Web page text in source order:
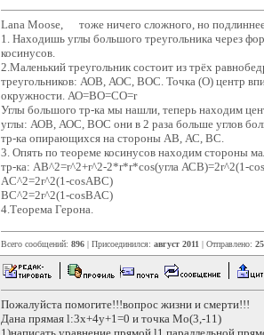
Lana Moose, тоже ничего сложного, но
1. Находишь углы большого треугольника через
косинусов.
2.Маленький треугольник состоит из трёх
треугольников: АОВ, АОС, ВОС. Точка (О) центр
окружности. АО=ВО=СО=r
Углы большого тр-ка мы нашли, теперь находим
углы: АОВ, АОС, ВОС они в 2 раза больше углов
тр-ка опирающихся на стороны АВ, АС, ВС.
3. Опять по теореме косинусов находим стороны
тр-ка: АВ^2=r^2+r^2-2*r*r*cos(угла АСВ)=2r^2(1-
AC^2=2r^2(1-cosABC)
BC^2=2r^2(1-cosBAC)
4.Теорема Герона.
Всего сообщений: 896 | Присоединился: август 2011 | Отправлено:
Пожалуйста помогите!!!вопрос жизни и смерти!!!
Дана прямая l:3х+4y+1=0 и точка Мо(3,-11)